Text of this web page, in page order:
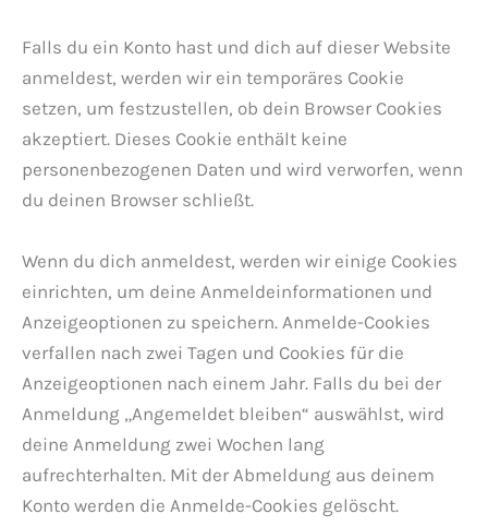
Falls du ein Konto hast und dich auf dieser Website
anmeldest, werden wir ein temporäres Cookie
setzen, um festzustellen, ob dein Browser Cookies
akzeptiert. Dieses Cookie enthält keine
personenbezogenen Daten und wird verworfen, wenn
du deinen Browser schließt.
Wenn du dich anmeldest, werden wir einige Cookies
einrichten, um deine Anmeldeinformationen und
Anzeigeoptionen zu speichern. Anmelde-Cookies
verfallen nach zwei Tagen und Cookies für die
Anzeigeoptionen nach einem Jahr. Falls du bei der
Anmeldung „Angemeldet bleiben“ auswählst, wird
deine Anmeldung zwei Wochen lang
aufrechterhalten. Mit der Abmeldung aus deinem
Konto werden die Anmelde-Cookies gelöscht.